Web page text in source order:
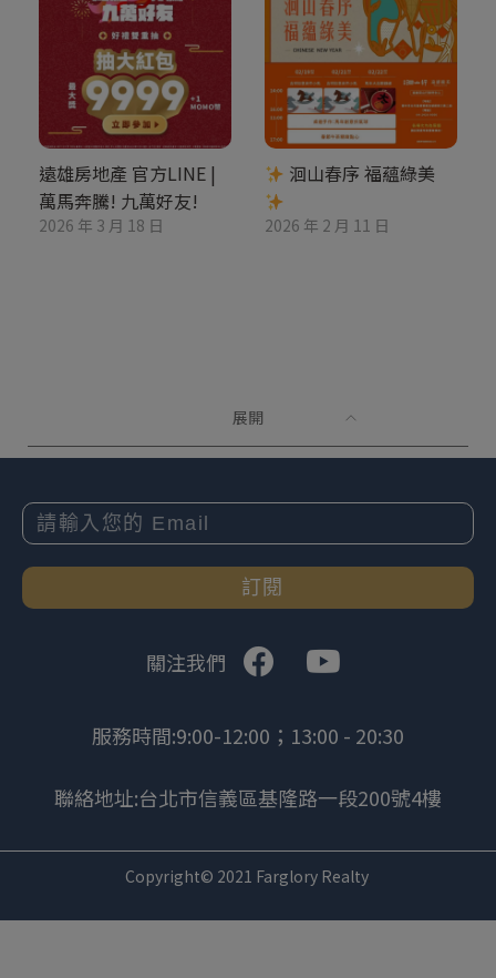
遠雄房地產 官方LINE |
萬馬奔騰! 九萬好友!
2026 年 3 月 18 日
洄山春序 福蘊綠美
2026 年 2 月 11 日
展開
關注我們
訂閱
服務時間:9:00-12:00；13:00 - 20:30
聯絡地址:台北市信義區基隆路一段200號4樓
Copyright© 2021 Farglory Realty.